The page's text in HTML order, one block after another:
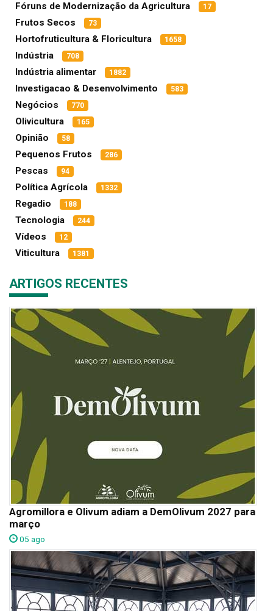
Fóruns de Modernização da Agricultura 17
Frutos Secos 73
Hortofruticultura & Floricultura 1658
Indústria 708
Indústria alimentar 1882
Investigacao & Desenvolvimento 583
Negócios 770
Olivicultura 165
Opinião 58
Pequenos Frutos 286
Pescas 94
Política Agrícola 1332
Regadio 188
Tecnologia 244
Vídeos 12
Viticultura 1381
ARTIGOS RECENTES
Agromillora e Olivum adiam a DemOlivum 2027 para
março
05 ago